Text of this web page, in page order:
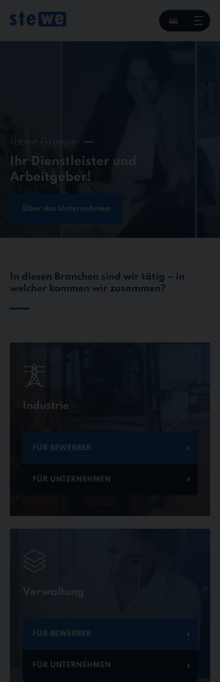
content
stewe Gruppe
Ihr Dienstleister und
Arbeitgeber!
Über das Unternehmen
In diesen Branchen sind wir tätig – in
welcher kommen wir zusammen?
Industrie
FÜR BEWERBER
FÜR UNTERNEHMEN
Verwaltung
FÜR BEWERBER
FÜR UNTERNEHMEN